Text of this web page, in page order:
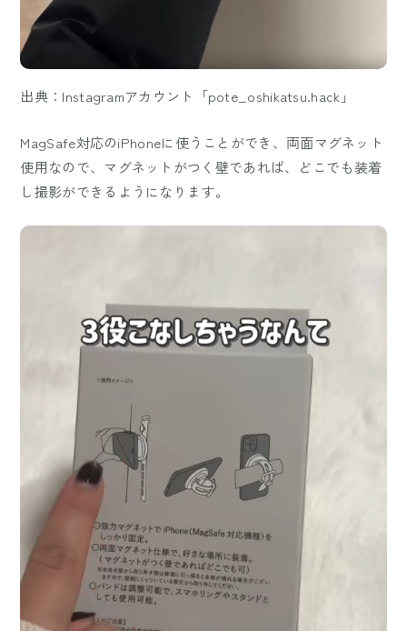
出典：Instagramアカウント「pote_oshikatsu.hack」
MagSafe対応のiPhoneに使うことができ、両面マグネット
使用なので、マグネットがつく壁であれば、どこでも装着
し撮影ができるようになります。